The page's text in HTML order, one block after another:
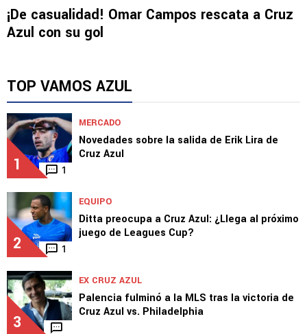
¡De casualidad! Omar Campos rescata a Cruz
Azul con su gol
TOP VAMOS AZUL
1 1
MERCADO
Novedades sobre la salida de Erik Lira de
Cruz Azul
2 1
EQUIPO
Ditta preocupa a Cruz Azul: ¿Llega al próximo
juego de Leagues Cup?
3
EX CRUZ AZUL
Palencia fulminó a la MLS tras la victoria de
Cruz Azul vs. Philadelphia